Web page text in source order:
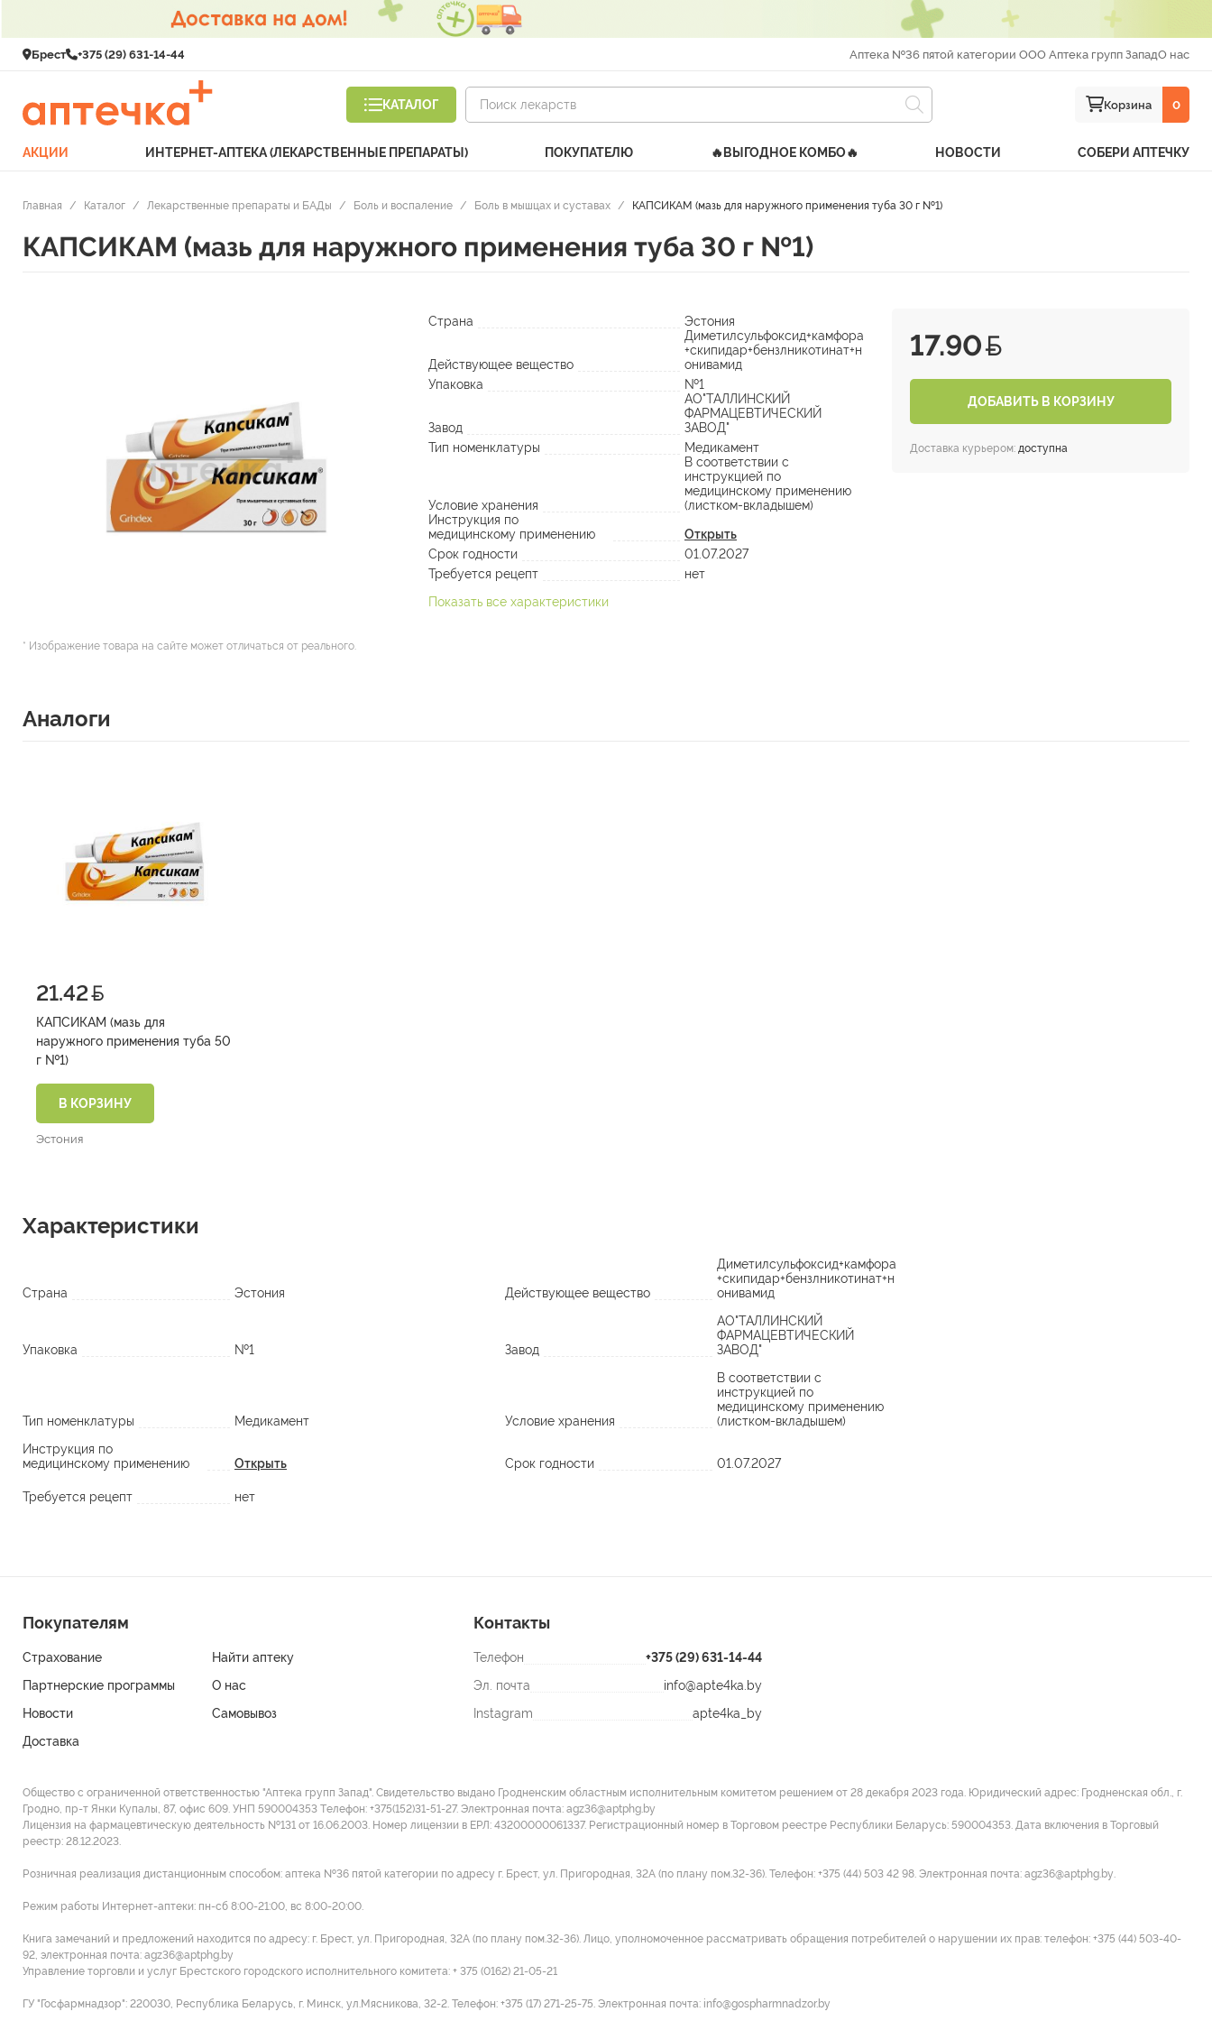
Брест +375 (29) 631-14-44 Аптека №36 пятой категории ООО Аптека групп ЗападО нас
КАТАЛОГ Корзина 0
АКЦИИ ИНТЕРНЕТ-АПТЕКА (ЛЕКАРСТВЕННЫЕ ПРЕПАРАТЫ) ПОКУПАТЕЛЮ 🔥ВЫГОДНОЕ КОМБО🔥 НОВОСТИ СОБЕРИ АПТЕЧКУ
Главная / Каталог / Лекарственные препараты и БАДы / Боль и воспаление / Боль в мышцах и суставах / КАПСИКАМ (мазь для наружного применения туба 30 г №1)
КАПСИКАМ (мазь для наружного применения туба 30 г №1)
* Изображение товара на сайте может отличаться от реального.
17.90
ДОБАВИТЬ В КОРЗИНУ
Доставка курьером: доступна
Страна Эстония
Действующее вещество
Диметилсульфоксид+камфора
+скипидар+бензлникотинат+н
онивамид
Упаковка
№1
Завод
АО"ТАЛЛИНСКИЙ
ФАРМАЦЕВТИЧЕСКИЙ
ЗАВОД"
Тип номенклатуры
Медикамент
Условие хранения
В соответствии с
инструкцией по
медицинскому применению
(листком-вкладышем)
Инструкция по
медицинскому применению
Открыть
Срок годности
01.07.2027
Требуется рецепт
нет
Показать все характеристики
Аналоги
21.42
КАПСИКАМ (мазь для
наружного применения туба 50
г №1)
В КОРЗИНУ
Эстония
Характеристики
Страна Эстония Действующее вещество
Диметилсульфоксид+камфора
+скипидар+бензлникотинат+н
онивамид
Упаковка №1 Завод
АО"ТАЛЛИНСКИЙ
ФАРМАЦЕВТИЧЕСКИЙ
ЗАВОД"
Тип номенклатуры Медикамент Условие хранения
В соответствии с
инструкцией по
медицинскому применению
(листком-вкладышем)
Инструкция по
медицинскому применению
Открыть Срок годности 01.07.2027
Требуется рецепт нет
Покупателям
Страхование
Найти аптеку
Партнерские программы
О нас
Новости
Самовывоз
Доставка
Контакты
Телефон
+375 (29) 631-14-44
Эл. почта
info@apte4ka.by
Instagram
apte4ka_by
Общество с ограниченной ответственностью "Аптека групп Запад". Свидетельство выдано Гродненским областным исполнительным комитетом решением от 28 декабря 2023 года. Юридический адрес: Гродненская обл., г.
Гродно, пр-т Янки Купалы, 87, офис 609. УНП 590004353 Tелефон: +375(152)31-51-27. Электронная почта: agz36@aptphg.by
Лицензия на фармацевтическую деятельность №131 от 16.06.2003. Номер лицензии в ЕРЛ: 43200000061337. Регистрационный номер в Торговом реестре Республики Беларусь: 590004353. Дата включения в Торговый
реестр: 28.12.2023.
Розничная реализация дистанционным способом: аптека №36 пятой категории по адресу г. Брест, ул. Пригородная, 32А (по плану пом.32-36). Телефон: +375 (44) 503 42 98. Электронная почта: agz36@aptphg.by.
Режим работы Интернет-аптеки: пн-сб 8:00-21:00, вс 8:00-20:00.
Книга замечаний и предложений находится по адресу: г. Брест, ул. Пригородная, 32А (по плану пом.32-36). Лицо, уполномоченное рассматривать обращения потребителей о нарушении их прав: телефон: +375 (44) 503-40-
92, электронная почта: agz36@aptphg.by
Управление торговли и услуг Брестского городского исполнительного комитета: + 375 (0162) 21-05-21
ГУ "Госфармнадзор": 220030, Республика Беларусь, г. Минск, ул.Мясникова, 32-2. Телефон: +375 (17) 271-25-75. Электронная почта: info@gospharmnadzor.by